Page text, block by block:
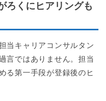
ろくにヒアリングも
当キャリアコンサルタン
言ではありません。担当
る第一手段が登録後のヒ